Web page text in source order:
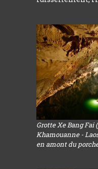
Grotte Xe Bang Fai
Khamouanne -
en amont du